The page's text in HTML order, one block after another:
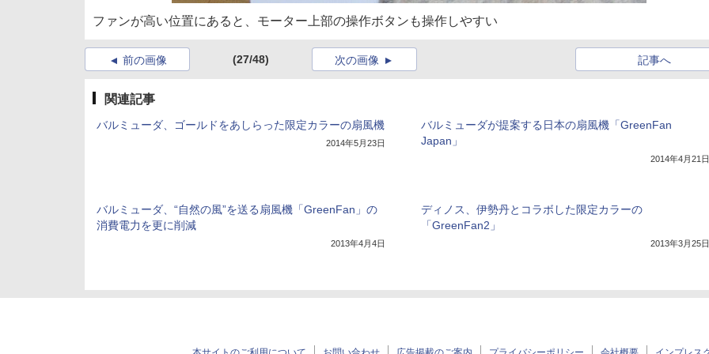
ファンが高い位置にあると、モーター上部の操作ボタンも操作しやすい
前の画像 (27/48) 記事へ
次の画像
関連記事
バルミューダ、ゴールドをあしらった限定カラーの扇風機
2014年5月23日
バルミューダが提案する日本の扇風機「GreenFan
Japan」
2014年4月21日
バルミューダ、“自然の風”を送る扇風機「GreenFan」の
消費電力を更に削減
2013年4月4日
ディノス、伊勢丹とコラボした限定カラーの
「GreenFan2」
2013年3月25日